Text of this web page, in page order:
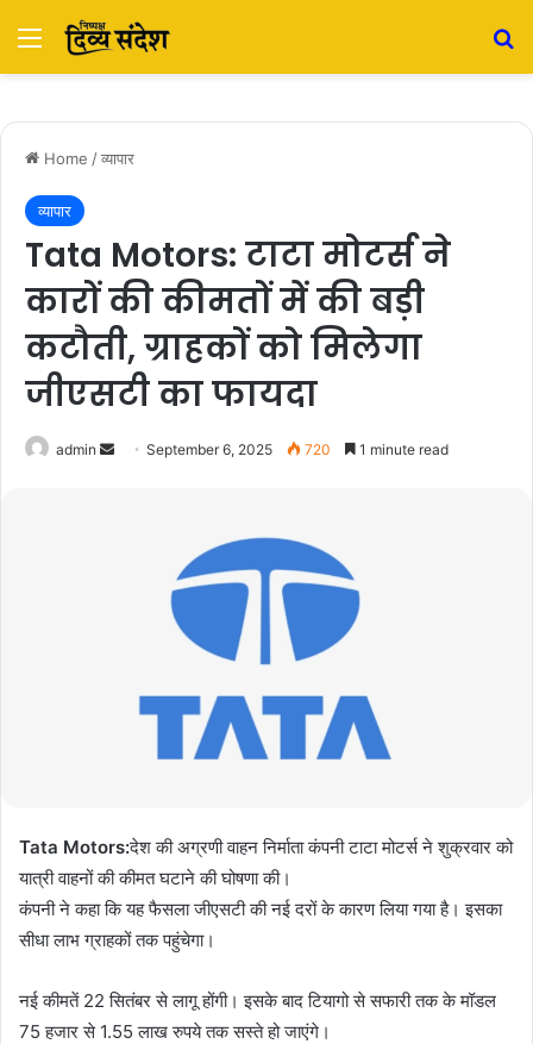
Menu
Home /व्यापार
व्यापार
Tata Motors: टाटा मोटर्स ने
कारों की कीमतों में की बड़ी
कटौती, ग्राहकों को मिलेगा
जीएसटी का फायदा
admin September 6, 2025 720 1 minute read
Tata Motors:देश की अग्रणी वाहन निर्माता कंपनी टाटा मोटर्स ने शुक्रवार को
यात्री वाहनों की कीमत घटाने की घोषणा की।
कंपनी ने कहा कि यह फैसला जीएसटी की नई दरों के कारण लिया गया है। इसका
सीधा लाभ ग्राहकों तक पहुंचेगा।
नई कीमतें 22 सितंबर से लागू होंगी। इसके बाद टियागो से सफारी तक के मॉडल
75 हजार से 1.55 लाख रुपये तक सस्ते हो जाएंगे।